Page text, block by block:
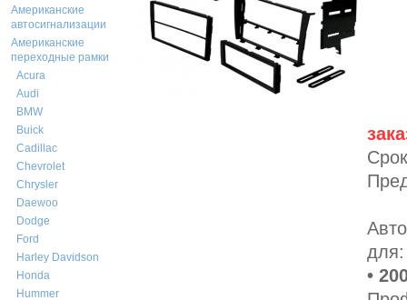
Американские
автосигнализации
Американские
переходные рамки
Acura
Audi
BMW
Buick
Cadillac
Chevrolet
Chrysler
Daewoo
Dodge
Ford
Harley Davidson
Honda
Hummer
для:
•